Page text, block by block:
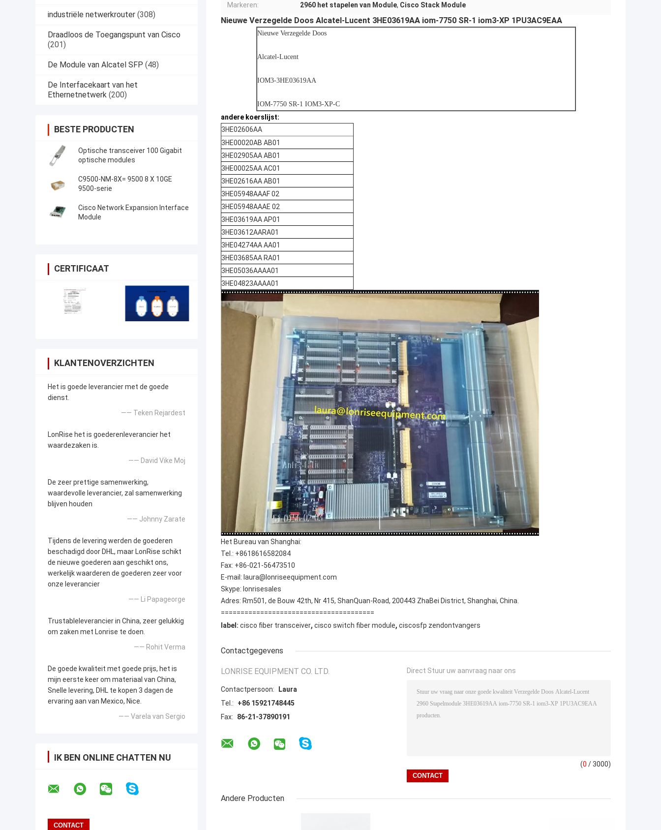
industriële netwerkrouter (308)
Draadloos de Toegangspunt van Cisco
(201)
De Module van Alcatel SFP (48)
De Interfacekaart van het
Ethernetnetwerk (200)
BESTE PRODUCTEN
Optische transceiver 100 Gigabit
optische modules
C9500-NM-8X= 9500 8 X 10GE
9500-serie
Cisco Network Expansion Interface
Module
CERTIFICAAT
KLANTENOVERZICHTEN
Het is goede leverancier met de goede
dienst.
—— Teken Rejardest
LonRise het is goederenleverancier het
waardezaken is.
—— David Vike Moj
De zeer prettige samenwerking,
waardevolle leverancier, zal samenwerking
blijven houden
—— Johnny Zarate
Tijdens de levering werden de goederen
beschadigd door DHL, maar LonRise schikt
de nieuwe goederen aan geschikt ons,
werkelijk waarderen de goederen zeer voor
onze leverancier
—— Li Papageorge
Trustableleverancier in China, zeer gelukkig
om zaken met Lonrise te doen.
—— Rohit Verma
De goede kwaliteit met goede prijs, het is
mijn eerste keer om materiaal van China,
Snelle levering, DHL te kopen 3 dagen de
ervaring aan van Mexico, Nice.
—— Varela van Sergio
IK BEN ONLINE CHATTEN NU
Markeren: 2960 het stapelen van Module, Cisco Stack Module
Nieuwe Verzegelde Doos Alcatel-Lucent 3HE03619AA iom-7750 SR-1 iom3-XP 1PU3AC9EAA
Nieuwe Verzegelde Doos
Alcatel-Lucent
IOM3-3HE03619AA
IOM-7750 SR-1 IOM3-XP-C
andere koerslijst:
3HE02606AA
3HE00020AB AB01
3HE02905AA AB01
3HE00025AA AC01
3HE02616AA AB01
3HE05948AAAF 02
3HE05948AAAE 02
3HE03619AA AP01
3HE03612AARA01
3HE04274AA AA01
3HE03685AA RA01
3HE05036AAAA01
3HE04823AAAA01
Het Bureau van Shanghai:
Tel.: +8618616582084
Fax: +86-021-56473510
E-mail: laura@lonriseequipment.com
Skype: lonrisesales
Adres: Rm501, de Bouw 42th, Nr 415, ShanQuan-Road, 200443 ZhaBei District, Shanghai, China.
=======================================
label: cisco fiber transceiver, cisco switch fiber module, ciscosfp zendontvangers
Contactgegevens
LONRISE EQUIPMENT CO. LTD.
Contactpersoon:
Laura
Tel.:
+86 15921748445
Fax:
86-21-37890191
Direct Stuur uw aanvraag naar ons
(0 / 3000)
Andere Producten